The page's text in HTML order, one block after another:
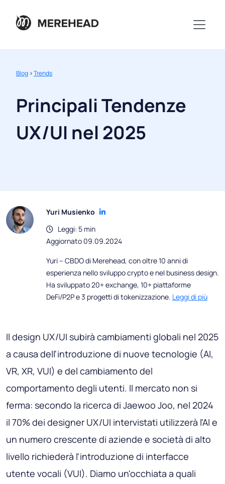
Blog >Trends
Principali Tendenze
UX/UI nel 2025
Yuri Musienko
Leggi: 5 min
Aggiornato 09.09.2024
Yuri – CBDO di Merehead, con oltre 10 anni di
esperienza nello sviluppo crypto e nel business design.
Ha sviluppato 20+ exchange, 10+ piattaforme
DeFi/P2P e 3 progetti di tokenizzazione. Leggi di più
Il design UX/UI subirà cambiamenti globali nel 2025
a causa dell'introduzione di nuove tecnologie (AI,
VR, XR, VUI) e del cambiamento del
comportamento degli utenti. Il mercato non si
ferma: secondo la ricerca di Jaewoo Joo, nel 2024
il 70% dei designer UX/UI intervistati utilizzerà l'AI e
un numero crescente di aziende e società di alto
livello richiederà l'introduzione di interfacce
utente vocali (VUI). Diamo un'occhiata a quali